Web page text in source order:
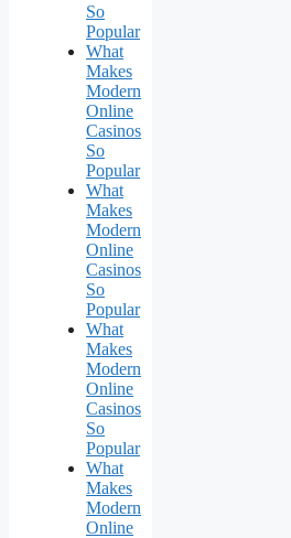
So
Popular
What
Makes
Modern
Online
Casinos
So
Popular
What
Makes
Modern
Online
Casinos
So
Popular
What
Makes
Modern
Online
Casinos
So
Popular
What
Makes
Modern
Online